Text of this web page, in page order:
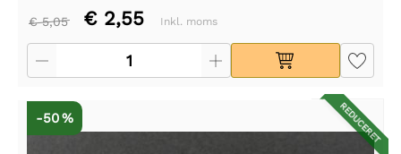
€ 5,05 € 2,55 Inkl. moms
REDUCERET
-50 %